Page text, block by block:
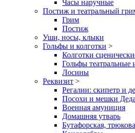
Часы наручные
Постиж и театральный
Грим
Постиж
Уши, носы, клыки
Гольфы и колготки >
Колготки
Гольфы театральные
Лосины
Реквизит >
Регалии: скипетр и
Посохи и мешки
Военная амуниция
Домашняя утварь
Бутафорская,